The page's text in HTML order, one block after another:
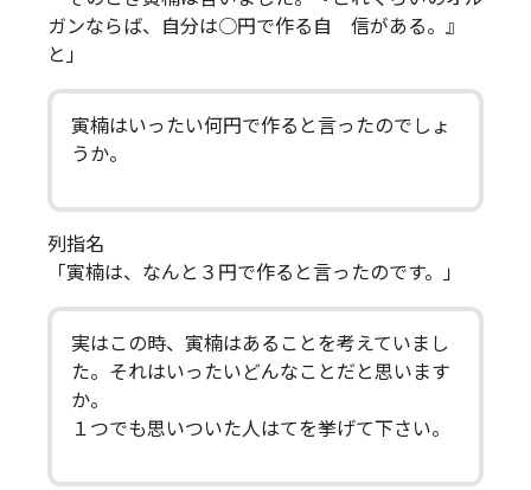
ガンならば、自分は○円で作る自 信がある。』
と」
寅楠はいったい何円で作ると言ったのでしょ
うか。
列指名
「寅楠は、なんと３円で作ると言ったのです。」
実はこの時、寅楠はあることを考えていまし
た。それはいったいどんなことだと思います
か。
１つでも思いついた人はてを挙げて下さい。